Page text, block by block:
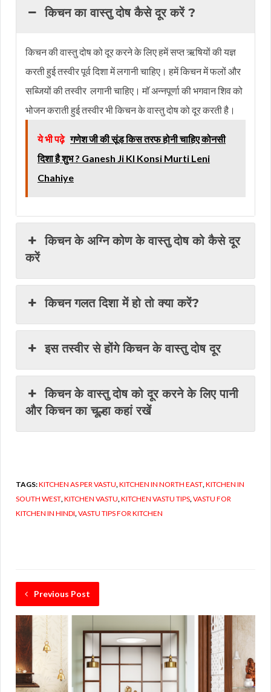
किचन का वास्तु दोष कैसे दूर करें ?
किचन की वास्तु दोष को दूर करने के लिए हमें सप्त ऋषियों की यज्ञ
करती हुई तस्वीर पूर्व दिशा में लगानी चाहिए। हमें किचन में फलों और
सब्जियों की तस्वीर लगानी चाहिए। माॅ अन्नपूर्णा की भगवान शिव को
भोजन कराती हुई तस्वीर भी किचन के वास्तु दोष को दूर करती है।
ये भी पढ़े गणेश जी की सूंड किस तरफ होनी चाहिए कोनसी
दिशा है शुभ ? Ganesh Ji KI Konsi Murti Leni
Chahiye
किचन के अग्नि कोण के वास्तु दोष को कैसे दूर
करें
किचन गलत दिशा में हो तो क्या करें?
इस तस्वीर से होंगे किचन के वास्तु दोष दूर
किचन के वास्तु दोष को दूर करने के लिए पानी
और किचन का चूल्हा कहां रखें
TAGS:KITCHEN AS PER VASTU KITCHEN IN NORTH EAST KITCHEN IN
SOUTH WEST KITCHEN VASTU KITCHEN VASTU TIPS VASTU FOR
KITCHEN IN HINDI VASTU TIPS FOR KITCHEN
Previous Post